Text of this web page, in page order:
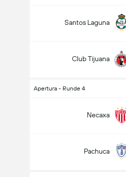
Santos Laguna
Club Tijuana
Apertura - Runde 4
Necaxa
Pachuca